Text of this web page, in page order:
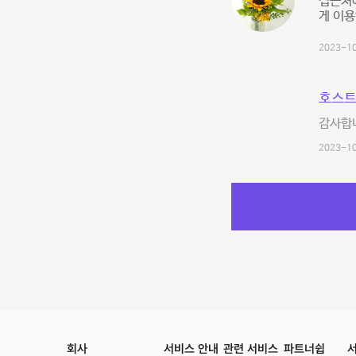
게 이
2023-
호스
감사
2023-
회사 서비스 안내 관련 서비스 파트너쉽